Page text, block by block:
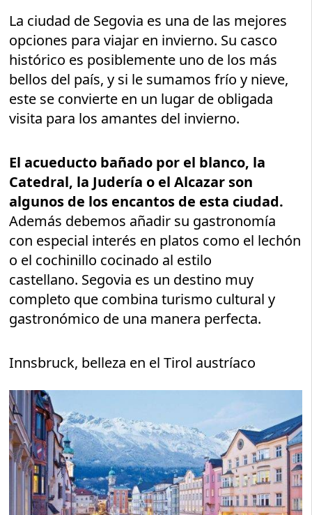
La ciudad de Segovia es una de las mejores
opciones para viajar en invierno. Su casco
histórico es posiblemente uno de los más
bellos del país, y si le sumamos frío y nieve,
este se convierte en un lugar de obligada
visita para los amantes del invierno.
El acueducto bañado por el blanco, la
Catedral, la Judería o el Alcazar son
algunos de los encantos de esta ciudad.
Además debemos añadir su gastronomía
con especial interés en platos como el lechón
o el cochinillo cocinado al estilo
castellano. Segovia es un destino muy
completo que combina turismo cultural y
gastronómico de una manera perfecta.
Innsbruck, belleza en el Tirol austríaco